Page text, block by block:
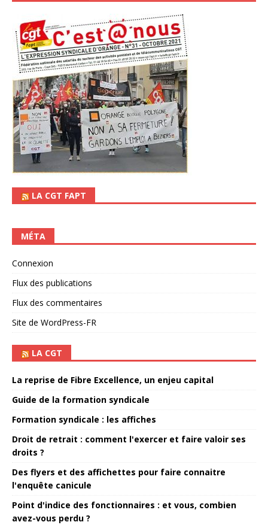
LA CGT FAPT
MÉTA
Connexion
Flux des publications
Flux des commentaires
Site de WordPress-FR
LA CGT
La reprise de Fibre Excellence, un enjeu capital
Guide de la formation syndicale
Formation syndicale : les affiches
Droit de retrait : comment l'exercer et faire valoir ses
droits ?
Des flyers et des affichettes pour faire connaitre
l'enquête canicule
Point d'indice des fonctionnaires : et vous, combien
avez-vous perdu ?